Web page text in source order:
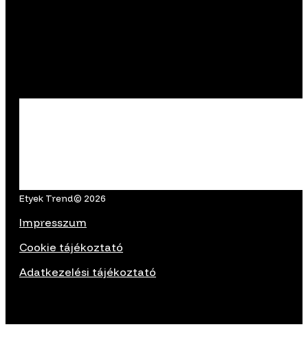
Etyek Trend© 2026
Impresszum
Cookie tájékoztató
Adatkezelési tájékoztató